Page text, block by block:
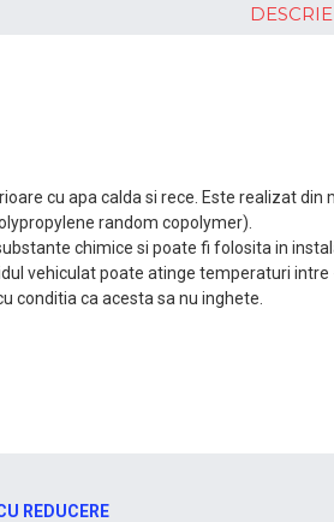
cu apa calda si rece. Este realizat din
random copolymer).
chimice si poate fi folosita in
vehiculat poate atinge temperaturi intre
conditia ca acesta sa nu inghete.
REDUCERE